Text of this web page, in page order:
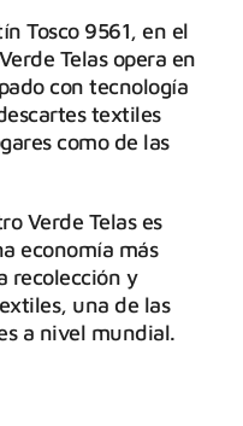
Tosco 9561, en el
Telas opera en
con tecnología
textiles
como de las
Verde Telas es
economía más
recolección y
una de las
a nivel mundial.